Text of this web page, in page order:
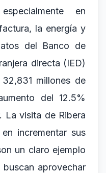
en
la energía y
del Banco de
directa (IED)
millones de
del 12.5%
La visita de Ribera
incrementar sus
un claro ejemplo
aprovechar